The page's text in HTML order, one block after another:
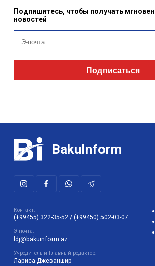
Подпишитесь, чтобы получать
новостей
Подписаться
BakuInform
Контакт:
(+99455) 322-35-52/ (+99450) 502-03-07
Э-почта:
ldj@bakuinform.az
Учредитель и Главный редактор:
Лариса Джеваншир